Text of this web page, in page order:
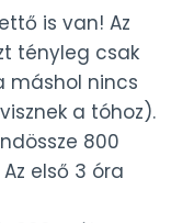
is van! Az
tényleg csak
máshol nincs
a tóhoz).
800
első 3 óra